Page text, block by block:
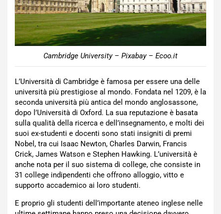
Cambridge University – Pixabay – Ecoo.it
L’Università di Cambridge è famosa per essere una delle
università più prestigiose al mondo. Fondata nel 1209, è la
seconda università più antica del mondo anglosassone,
dopo l’Università di Oxford. La sua reputazione è basata
sulla qualità della ricerca e dell’insegnamento, e molti dei
suoi ex-studenti e docenti sono stati insigniti di premi
Nobel, tra cui Isaac Newton, Charles Darwin, Francis
Crick, James Watson e Stephen Hawking. L’università è
anche nota per il suo sistema di college, che consiste in
31 college indipendenti che offrono alloggio, vitto e
supporto accademico ai loro studenti.
E proprio gli studenti dell’importante ateneo inglese nelle